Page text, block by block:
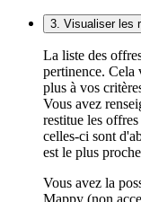
3. Visualiser les
La liste des
pertinence. Cela
plus à vos
Vous avez
restitue les
celles-ci sont
est le plus
Vous avez la
Mappy (non